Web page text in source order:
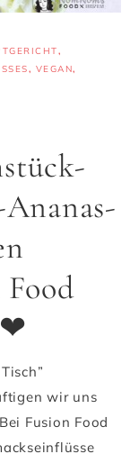
,
, VEGAN,
Food
❤
wir uns
Fusion Food